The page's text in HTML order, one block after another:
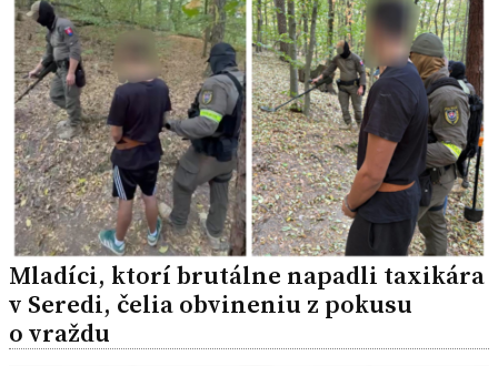
Mladíci, ktorí brutálne napadli taxikára
v Seredi, čelia obvineniu z pokusu
o vraždu